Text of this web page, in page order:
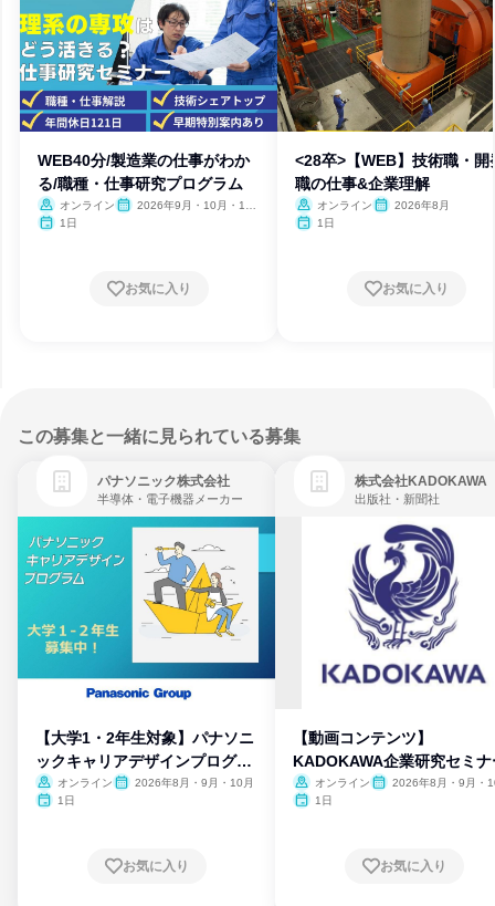
WEB40分/製造業の仕事がわか
る/職種・仕事研究プログラム
オンライン
2026年9月・10月・11
1日
お気に入り
<28卒>【WEB】技術職・開
職の仕事&企業理解
オンライン
2026年8月
1日
お気に入り
この募集と一緒に見られている募集
パナソニック株式会社
半導体・電子機器メーカー
【大学1・2年生対象】パナソニ
ックキャリアデザインプログラ
ム
オンライン
2026年8月・9月・10月
1日
お気に入り
株式会社KADOKAWA
出版社・新聞社
【動画コンテンツ】
KADOKAWA企業研究セミナ
オンライン
2026年8月・9月・
1日
お気に入り